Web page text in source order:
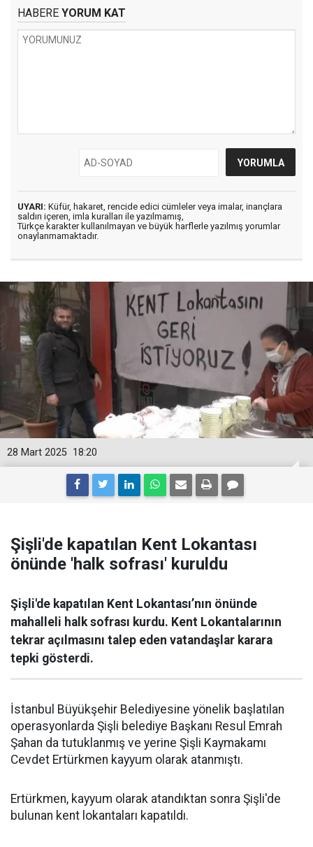
HABERE YORUM KAT
UYARI: Küfür, hakaret, rencide edici cümleler veya imalar, inançlara
saldırı içeren, imla kuralları ile yazılmamış,
Türkçe karakter kullanılmayan ve büyük harflerle yazılmış yorumlar
onaylanmamaktadır.
18:20
28 Mart 2025
Şişli'de kapatılan Kent Lokantası
önünde 'halk sofrası' kuruldu
Şişli'de kapatılan Kent Lokantası’nın önünde
mahalleli halk sofrası kurdu. Kent Lokantalarının
tekrar açılmasını talep eden vatandaşlar karara
tepki gösterdi.
İstanbul Büyükşehir Belediyesine yönelik başlatılan
operasyonlarda Şişli belediye Başkanı Resul Emrah
Şahan da tutuklanmış ve yerine Şişli Kaymakamı
Cevdet Ertürkmen kayyum olarak atanmıştı.
Ertürkmen, kayyum olarak atandıktan sonra Şişli'de
bulunan kent lokantaları kapatıldı.